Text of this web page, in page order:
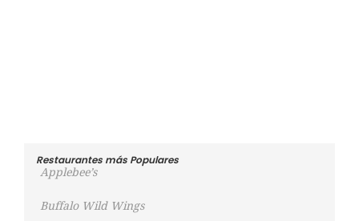
Restaurantes más Populares
Applebee’s
Buffalo Wild Wings